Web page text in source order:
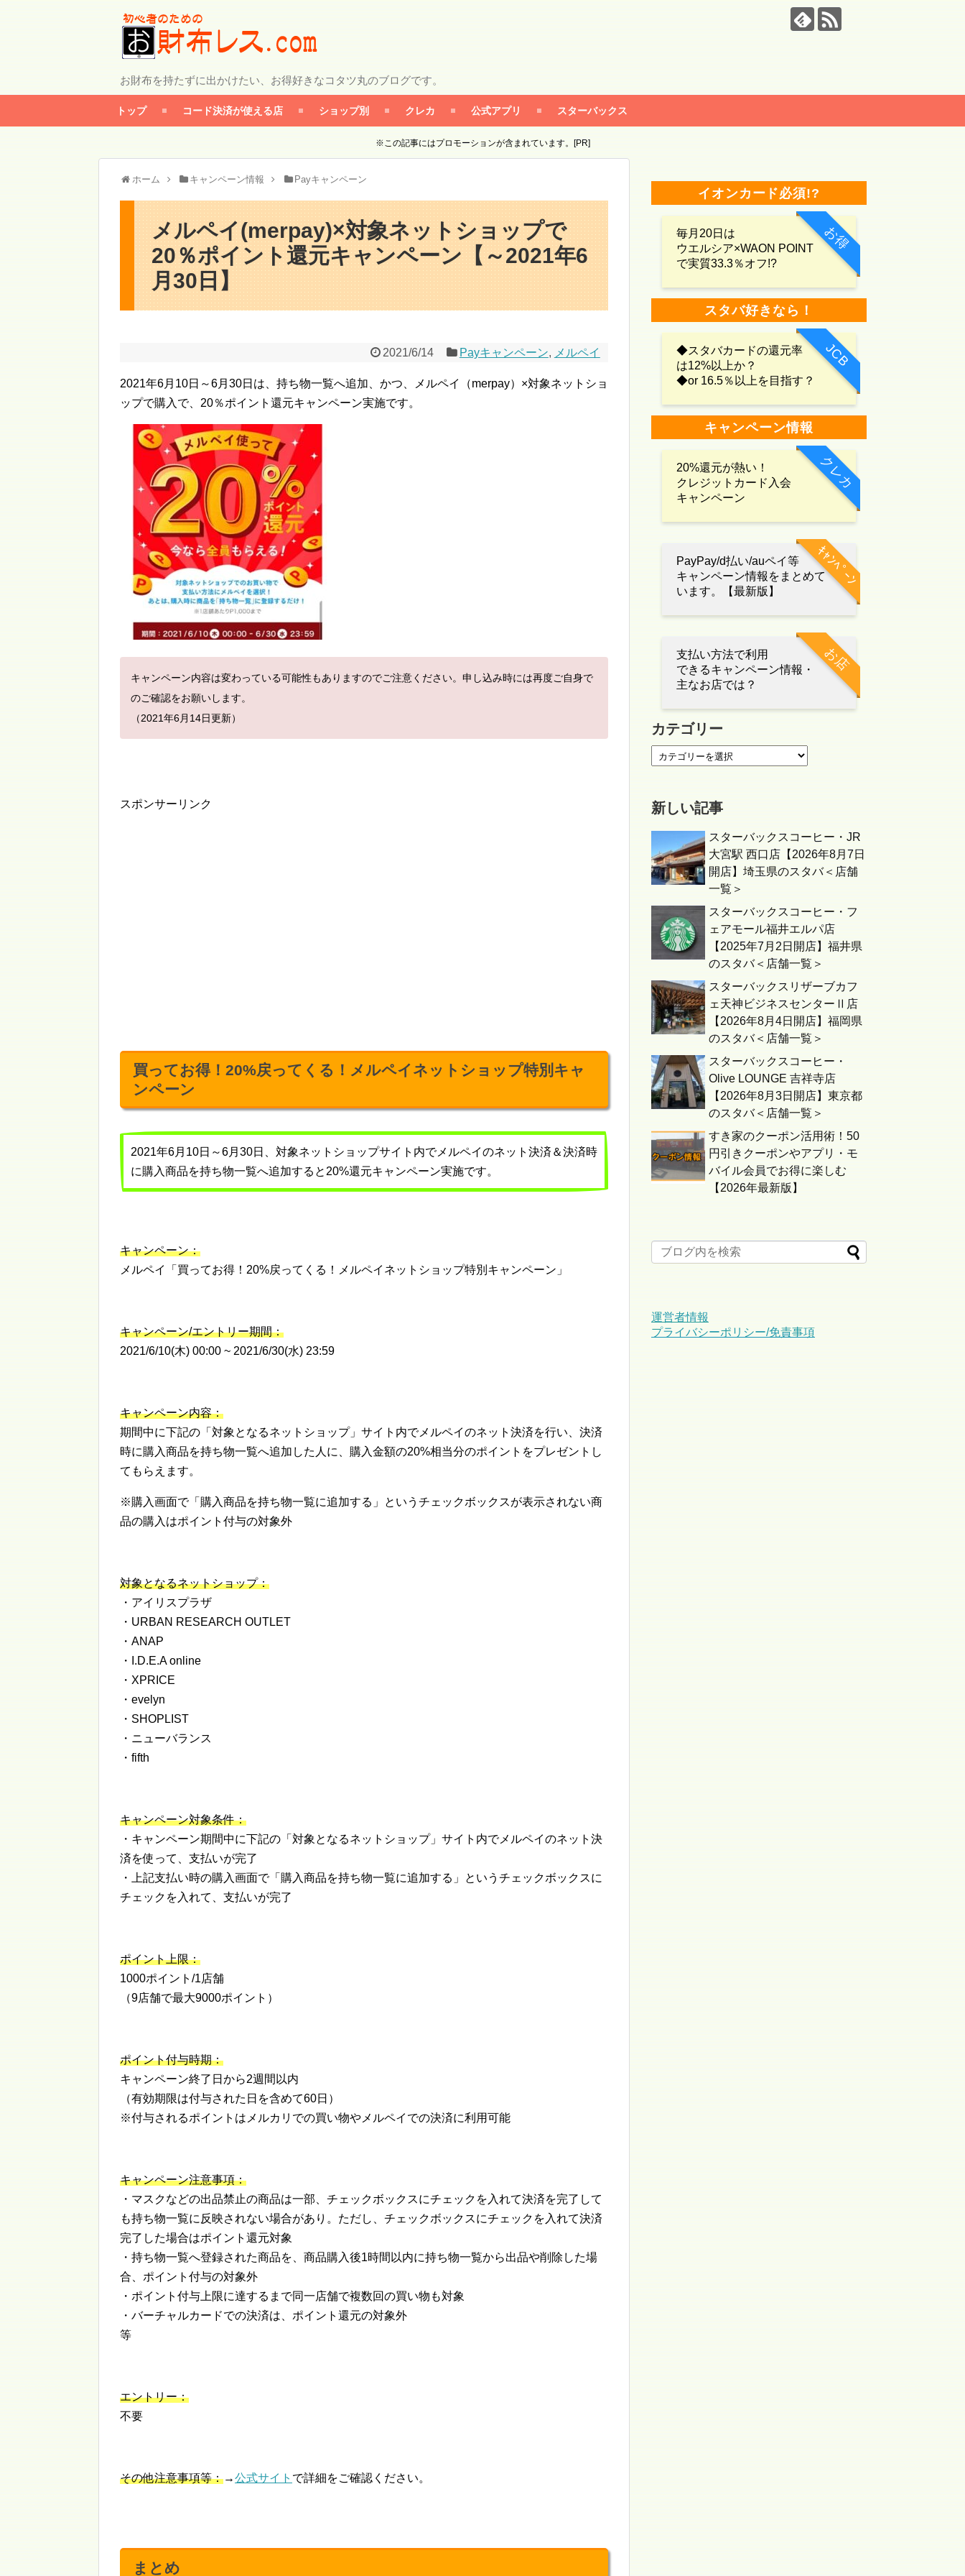
お財布を持たずに出かけたい、お得好きなコタツ丸のブログです。
トップ コード決済が使える店 ショップ別 クレカ 公式アプリ スターバックス
※この記事にはプロモーションが含まれています。[PR]
ホーム キャンペーン情報 Payキャンペーン
メルペイ(merpay)×対象ネットショップで
20％ポイント還元キャンペーン【～2021年6
月30日】
2021/6/14 Payキャンペーン, メルペイ
2021年6月10日～6月30日は、持ち物一覧へ追加、かつ、メルペイ（merpay）×対象ネットショ
ップで購入で、20％ポイント還元キャンペーン実施です。
キャンペーン内容は変わっている可能性もありますのでご注意ください。申し込み時には再度ご自身で
のご確認をお願いします。
（2021年6月14日更新）
スポンサーリンク
買ってお得！20%戻ってくる！メルペイネットショップ特別キャ
ンペーン
2021年6月10日～6月30日、対象ネットショップサイト内でメルペイのネット決済＆決済時
に購入商品を持ち物一覧へ追加すると20%還元キャンペーン実施です。
キャンペーン：
メルペイ「買ってお得！20%戻ってくる！メルペイネットショップ特別キャンペーン」
キャンペーン/エントリー期間：
2021/6/10(木) 00:00 ~ 2021/6/30(水) 23:59
キャンペーン内容：
期間中に下記の「対象となるネットショップ」サイト内でメルペイのネット決済を行い、決済
時に購入商品を持ち物一覧へ追加した人に、購入金額の20%相当分のポイントをプレゼントし
てもらえます。
※購入画面で「購入商品を持ち物一覧に追加する」というチェックボックスが表示されない商
品の購入はポイント付与の対象外
対象となるネットショップ：
・アイリスプラザ
・URBAN RESEARCH OUTLET
・ANAP
・I.D.E.A online
・XPRICE
・evelyn
・SHOPLIST
・ニューバランス
・fifth
キャンペーン対象条件：
・キャンペーン期間中に下記の「対象となるネットショップ」サイト内でメルペイのネット決
済を使って、支払いが完了
・上記支払い時の購入画面で「購入商品を持ち物一覧に追加する」というチェックボックスに
チェックを入れて、支払いが完了
ポイント上限：
1000ポイント/1店舗
（9店舗で最大9000ポイント）
ポイント付与時期：
キャンペーン終了日から2週間以内
（有効期限は付与された日を含めて60日）
※付与されるポイントはメルカリでの買い物やメルペイでの決済に利用可能
キャンペーン注意事項：
・マスクなどの出品禁止の商品は一部、チェックボックスにチェックを入れて決済を完了して
も持ち物一覧に反映されない場合があり。ただし、チェックボックスにチェックを入れて決済
完了した場合はポイント還元対象
・持ち物一覧へ登録された商品を、商品購入後1時間以内に持ち物一覧から出品や削除した場
合、ポイント付与の対象外
・ポイント付与上限に達するまで同一店舗で複数回の買い物も対象
・バーチャルカードでの決済は、ポイント還元の対象外
等
エントリー：
不要
その他注意事項等：→公式サイト で詳細をご確認ください。
まとめ
イオンカード必須!?
お得
毎月20日は
ウエルシア×WAON POINT
で実質33.3％オフ!?
スタバ好きなら！
JCB
◆スタバカードの還元率
は12%以上か？
◆or 16.5％以上を目指す？
キャンペーン情報
クレカ
20%還元が熱い！
クレジットカード入会
キャンペーン
ｷｬﾝﾍﾟｰﾝ
PayPay/d払い/auペイ等
キャンペーン情報をまとめて
います。【最新版】
お店
支払い方法で利用
できるキャンペーン情報・
主なお店では？
カテゴリー
新しい記事
スターバックスコーヒー・JR
大宮駅 西口店【2026年8月7日
開店】埼玉県のスタバ＜店舗
一覧＞
スターバックスコーヒー・フ
ェアモール福井エルパ店
【2025年7月2日開店】福井県
のスタバ＜店舗一覧＞
スターバックスリザーブカフ
ェ天神ビジネスセンターⅡ店
【2026年8月4日開店】福岡県
のスタバ＜店舗一覧＞
スターバックスコーヒー・
Olive LOUNGE 吉祥寺店
【2026年8月3日開店】東京都
のスタバ＜店舗一覧＞
すき家のクーポン活用術！50
円引きクーポンやアプリ・モ
バイル会員でお得に楽しむ
【2026年最新版】
運営者情報
プライバシーポリシー/免責事項